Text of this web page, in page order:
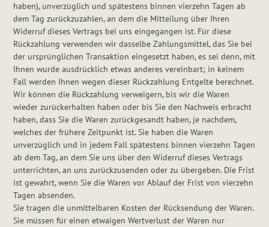
haben), unverzüglich und spätestens binnen vierzehn Tagen ab
dem Tag zurückzuzahlen, an dem die Mitteilung über Ihren
Widerruf dieses Vertrags bei uns eingegangen ist. Für diese
Rückzahlung verwenden wir dasselbe Zahlungsmittel, das Sie bei
der ursprünglichen Transaktion eingesetzt haben, es sei denn, mit
Ihnen wurde ausdrücklich etwas anderes vereinbart; in keinem
Fall werden Ihnen wegen dieser Rückzahlung Entgelte berechnet.
Wir können die Rückzahlung verweigern, bis wir die Waren
wieder zurückerhalten haben oder bis Sie den Nachweis erbracht
haben, dass Sie die Waren zurückgesandt haben, je nachdem,
welches der frühere Zeitpunkt ist. Sie haben die Waren
unverzüglich und in jedem Fall spätestens binnen vierzehn Tagen
ab dem Tag, an dem Sie uns über den Widerruf dieses Vertrags
unterrichten, an uns zurückzusenden oder zu übergeben. Die Frist
ist gewahrt, wenn Sie die Waren vor Ablauf der Frist von vierzehn
Tagen absenden.
Sie tragen die unmittelbaren Kosten der Rücksendung der Waren.
Sie müssen für einen etwaigen Wertverlust der Waren nur